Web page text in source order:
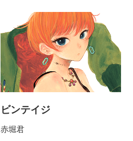
ビンテイジ
赤堀君